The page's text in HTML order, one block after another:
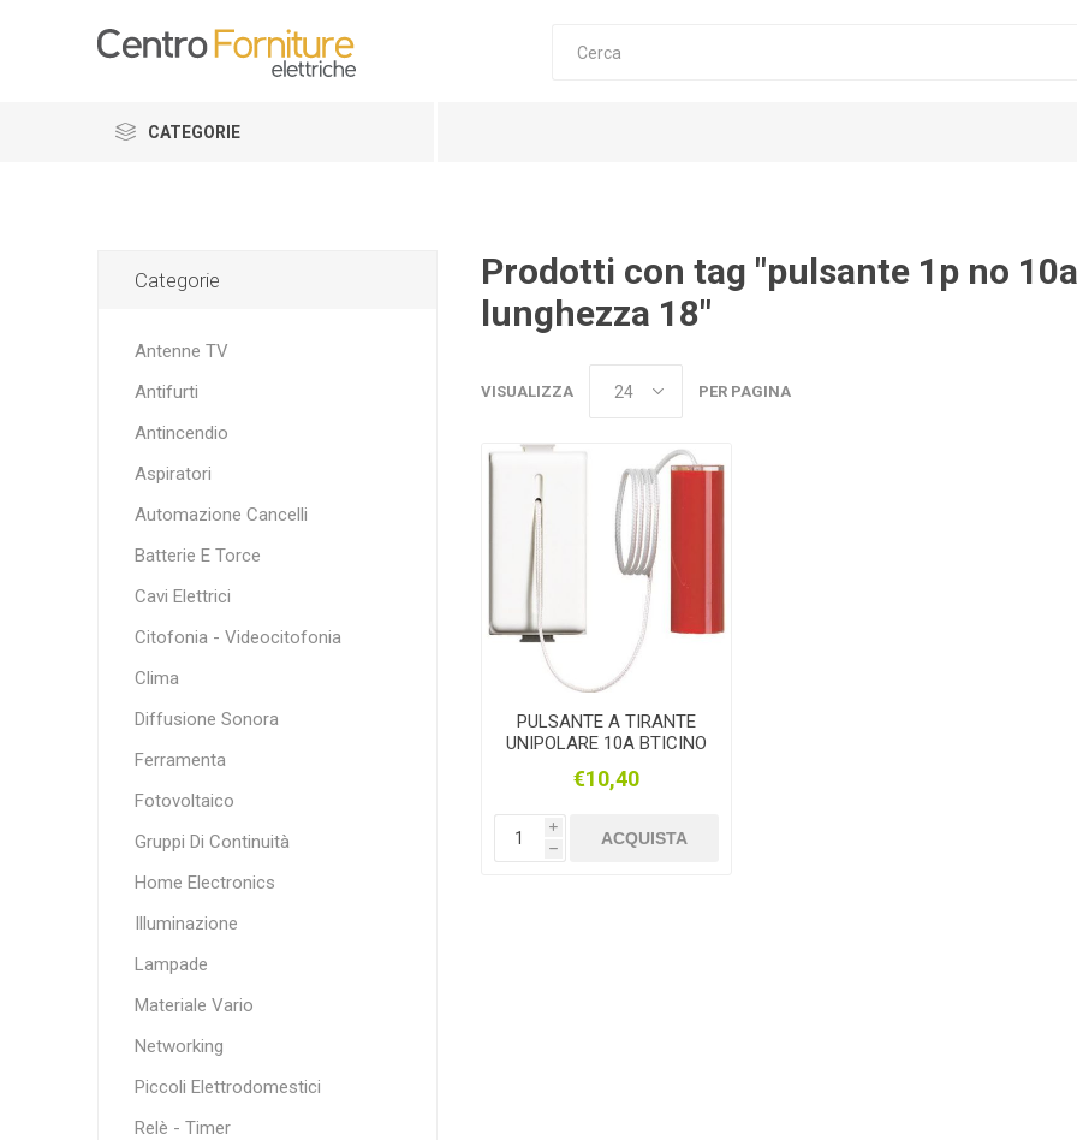
CATEGORIE
Prodotti con tag "pulsante 1p no
lunghezza 18"
VISUALIZZA PER PAGINA
PULSANTE A TIRANTE
UNIPOLARE 10A BTICINO
€10,40
i
h
ACQUISTA
Categorie
Antenne TV
Antifurti
Antincendio
Aspiratori
Automazione Cancelli
Batterie E Torce
Cavi Elettrici
Citofonia - Videocitofonia
Clima
Diffusione Sonora
Ferramenta
Fotovoltaico
Gruppi Di Continuità
Home Electronics
Illuminazione
Lampade
Materiale Vario
Networking
Piccoli Elettrodomestici
Relè - Timer